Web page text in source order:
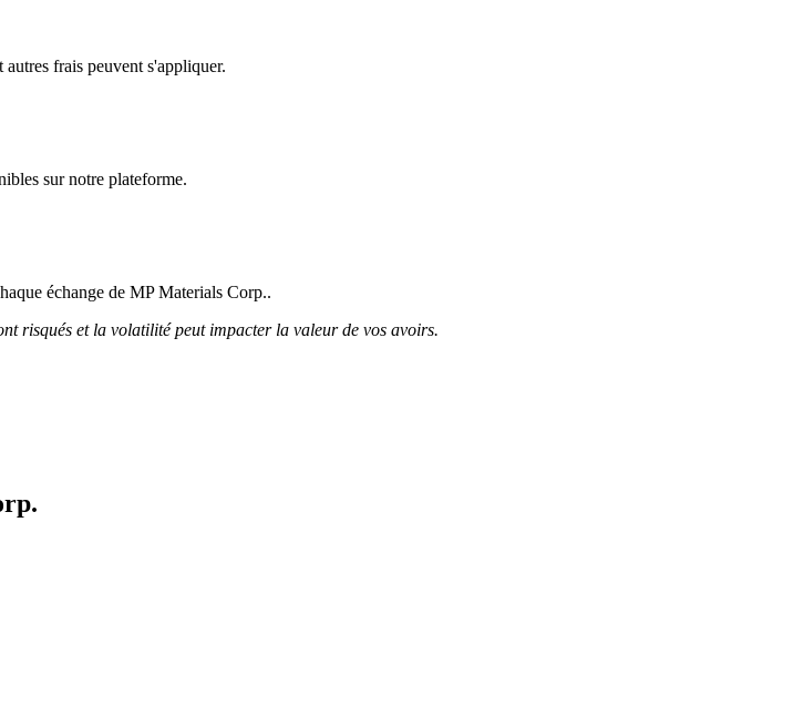
frais peuvent s'appliquer.
sur notre plateforme.
échange de MP Materials Corp..
risqués et la volatilité peut impacter la valeur de vos avoirs.